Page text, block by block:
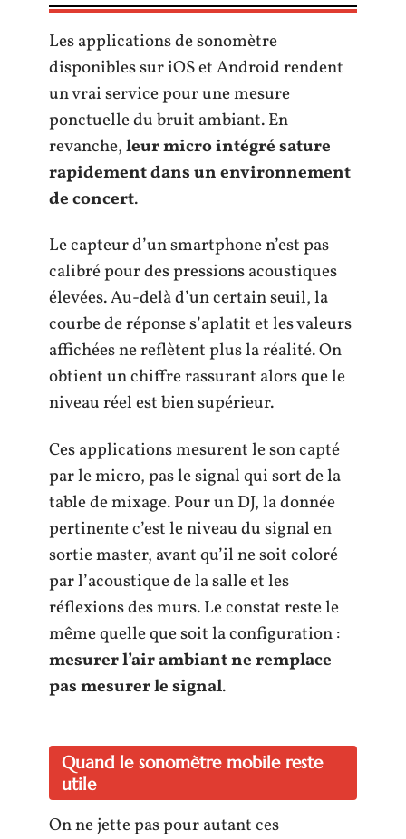
Les applications de sonomètre
disponibles sur iOS et Android rendent
un vrai service pour une mesure
ponctuelle du bruit ambiant. En
revanche,leur micro intégré sature
rapidement dans un environnement
de concert.
Le capteur d’un smartphone n’est pas
calibré pour des pressions acoustiques
élevées. Au-delà d’un certain seuil, la
courbe de réponse s’aplatit et les valeurs
affichées ne reflètent plus la réalité. On
obtient un chiffre rassurant alors que le
niveau réel est bien supérieur.
Ces applications mesurent le son capté
par le micro, pas le signal qui sort de la
table de mixage. Pour un DJ, la donnée
pertinente c’est le niveau du signal en
sortie master, avant qu’il ne soit coloré
par l’acoustique de la salle et les
réflexions des murs. Le constat reste le
même quelle que soit la configuration :
mesurer l’air ambiant ne remplace
pas mesurer le signal.
Quand le sonomètre mobile reste
utile
On ne jette pas pour autant ces